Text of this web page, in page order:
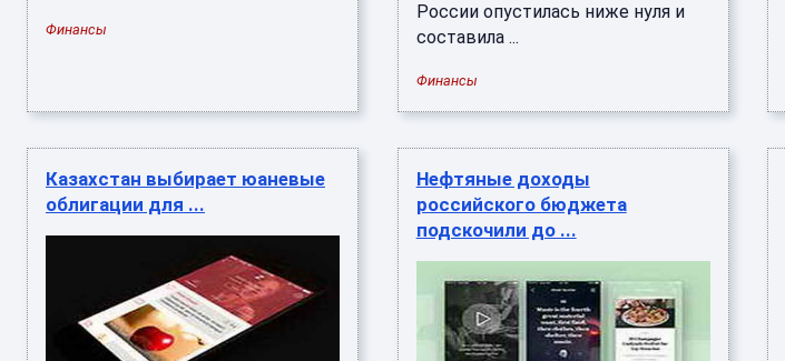
Финансы
России опустилась ниже нуля и
составила ...
Финансы
Казахстан выбирает юаневые
облигации для ...
Нефтяные доходы
российского бюджета
подскочили до ...